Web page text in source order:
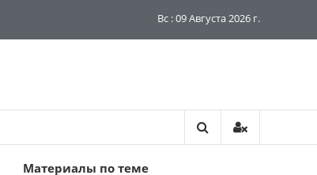
Вс : 09 Августа 2026 г.
Материалы по теме